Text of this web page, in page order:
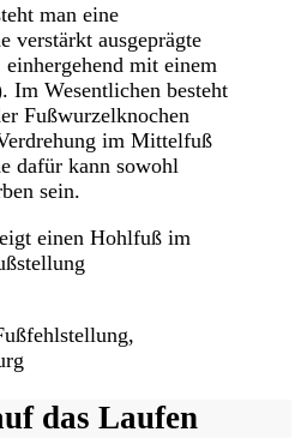
man eine
verstärkt ausgeprägte
mit einem
Im Wesentlichen besteht
Fußwurzelknochen
im Mittelfuß
dafür kann sowohl
sein.
einen Hohlfuß im
das Laufen